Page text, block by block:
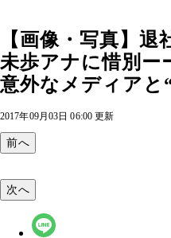
【画像・写真】
未歩アナに惜別ー
意外なメディアと
2017年09月03日 06:00 更新
前へ
次へ